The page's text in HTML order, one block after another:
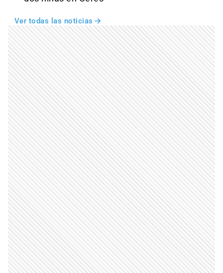
Ver todas las noticias